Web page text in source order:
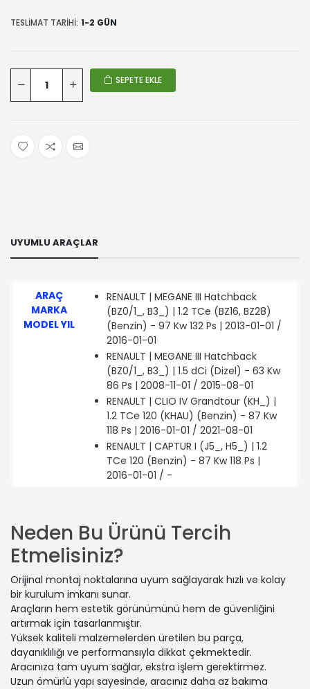
TESLIMAT TARIHI: 1-2 GÜN
SEPETE EKLE
UYUMLU ARAÇLAR
ARAÇ
MARKA
MODEL YIL
RENAULT | MEGANE III Hatchback
(BZ0/1_, B3_) | 1.2 TCe (BZ16, BZ28)
(Benzin) - 97 Kw 132 Ps | 2013-01-01 /
2016-01-01
RENAULT | MEGANE III Hatchback
(BZ0/1_, B3_) | 1.5 dCi (Dizel) - 63 Kw
86 Ps | 2008-11-01 / 2015-08-01
RENAULT | CLIO IV Grandtour (KH_) |
1.2 TCe 120 (KHAU) (Benzin) - 87 Kw
118 Ps | 2016-01-01 / 2021-08-01
RENAULT | CAPTUR I (J5_, H5_) | 1.2
TCe 120 (Benzin) - 87 Kw 118 Ps |
2016-01-01 / -
Kw 111 Ps | 2008-11-01 / 2016-01-01
RENAULT | MEGANE CC (EZ0/1_) | 2.0
dCi (EZ0L) (Dizel) - 118 Kw 160 Ps |
2010-06-01 / 2015-08-01
RENAULT | MEGANE III Grandtour
(KZ0/1) | 1.5 dCi (KZ1G, KZ1W, KZ0R)
(Dizel) - 70 Kw 95 Ps | 2013-11-01 /
2015-08-01
RENAULT | MEGANE III Hatchback
(BZ0/1_, B3_) | 2.0 TCe 220 (Benzin) -
162 Kw 220 Ps | 2013-11-01 / 2016-01-01
RENAULT | CLIO IV (BH_) | 1.5 dCi
Neden Bu Ürünü Tercih
Etmelisiniz?
Orijinal montaj noktalarına uyum sağlayarak hızlı ve kolay
bir kurulum imkanı sunar.
Araçların hem estetik görünümünü hem de güvenliğini
artırmak için tasarlanmıştır.
Yüksek kaliteli malzemelerden üretilen bu parça,
dayanıklılığı ve performansıyla dikkat çekmektedir.
Aracınıza tam uyum sağlar, ekstra işlem gerektirmez.
Uzun ömürlü yapı sayesinde, aracınız daha az bakıma